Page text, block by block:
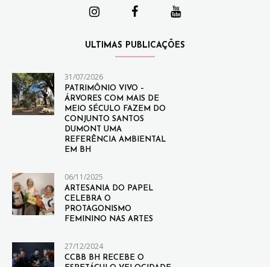
ULTIMAS PUBLICAÇÕES
31/07/2026
PATRIMÔNIO VIVO –
ÁRVORES COM MAIS DE
MEIO SÉCULO FAZEM DO
CONJUNTO SANTOS
DUMONT UMA
REFERÊNCIA AMBIENTAL
EM BH
06/11/2025
ARTESANIA DO PAPEL
CELEBRA O
PROTAGONISMO
FEMININO NAS ARTES
27/12/2024
CCBB BH RECEBE O